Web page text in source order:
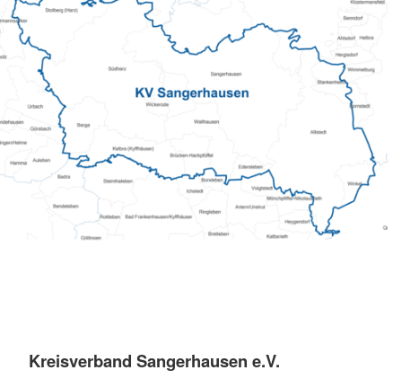
Kreisverband Sangerhausen e.V.